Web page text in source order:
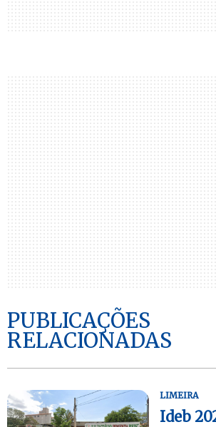
PUBLICAÇÕES
RELACIONADAS
LIMEIRA
Ideb